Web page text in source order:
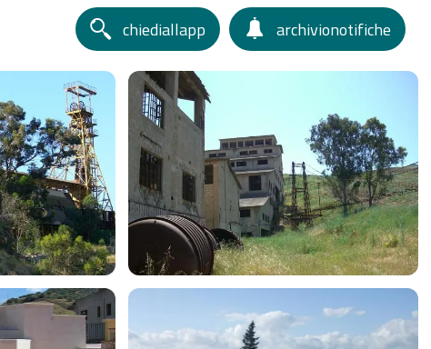
chiediallapp archivionotifiche